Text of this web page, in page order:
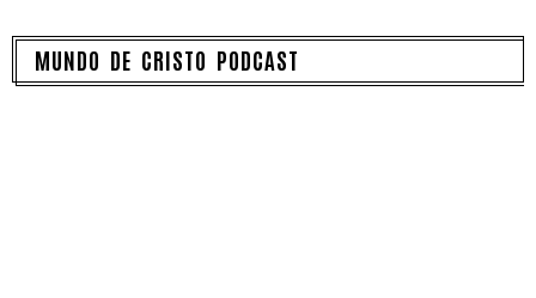
MUNDO DE CRISTO PODCAST